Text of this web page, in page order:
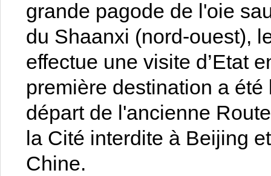
grande pagode de l'oie
du Shaanxi (nord-ouest),
effectue une visite d’Etat
première destination a
départ de l'ancienne
la Cité interdite à Beijing
Chine.